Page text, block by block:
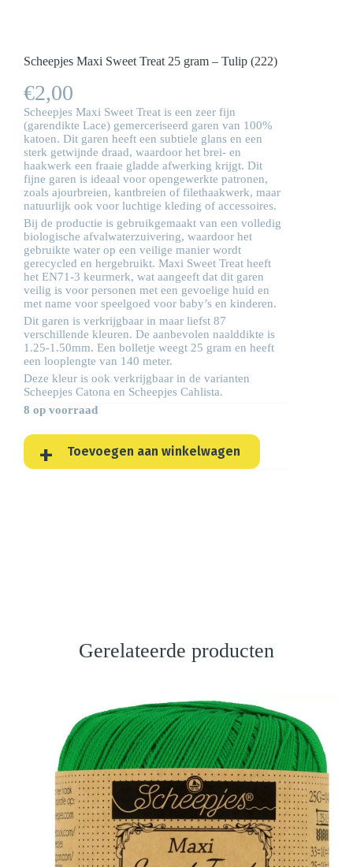
Scheepjes Maxi Sweet Treat 25 gram – Tulip (222)
€2,00
Scheepjes Maxi Sweet Treat is een zeer fijn
(garendikte Lace) gemerceriseerd garen van 100%
katoen. Dit garen heeft een subtiele glans en een
sterk getwijnde draad, waardoor het brei- en
haakwerk een fraaie gladde afwerking krijgt. Dit
fijne garen is ideaal voor opengewerkte patronen,
zoals ajourbreien, kantbreien of filethaakwerk, maar
natuurlijk ook voor luchtige kleding of accessoires.
Bij de productie is gebruikgemaakt van een volledig
biologische afvalwaterzuivering, waardoor het
gebruikte water op een veilige manier wordt
gerecycled en hergebruikt. Maxi Sweet Treat heeft
het EN71-3 keurmerk, wat aangeeft dat dit garen
veilig is voor personen met een gevoelige huid en
met name voor speelgoed voor baby’s en kinderen.
Dit garen is verkrijgbaar in maar liefst 87
verschillende kleuren. De aanbevolen naalddikte is
1.25-1.50mm. Een bolletje weegt 25 gram en heeft
een looplengte van 140 meter.
Deze kleur is ook verkrijgbaar in de varianten
Scheepjes Catona en Scheepjes Cahlista.
8 op voorraad
Toevoegen aan winkelwagen
Gerelateerde producten